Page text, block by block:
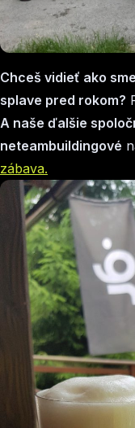
Chceš vidieť ako
splave pred rokom?
A naše ďalšie
neteambuildingové
zábava.